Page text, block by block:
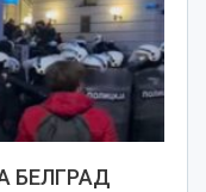
БЕЛГРАД